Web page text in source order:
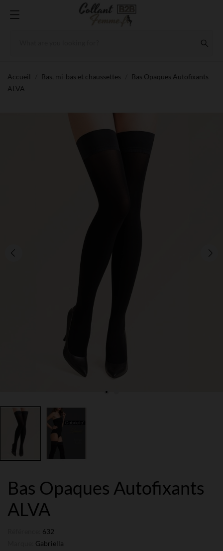
Accueil Bas, mi-bas et chaussettes
Bas Opaques Autofixants
ALVA
Bas Opaques Autofixants
ALVA
632
Gabriella